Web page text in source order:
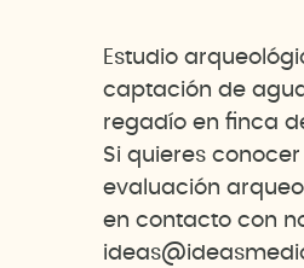
Estudio
captación de
regadío en finca
Si quieres
evaluación
en contacto con